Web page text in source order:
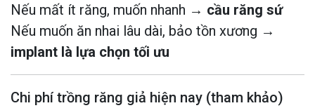
Nếu mất ít răng, muốn nhanh → cầu răng sứ
Nếu muốn ăn nhai lâu dài, bảo tồn xương →
implant là lựa chọn tối ưu
Chi phí trồng răng giả hiện nay (tham khảo)